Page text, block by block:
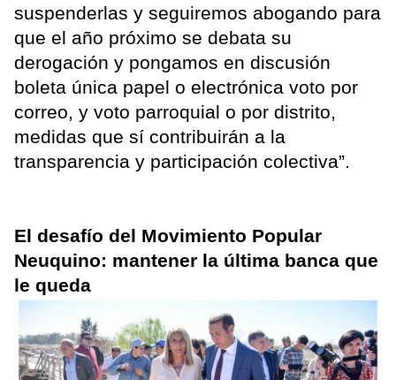
suspenderlas y seguiremos abogando para
que el año próximo se debata su
derogación y pongamos en discusión
boleta única papel o electrónica voto por
correo, y voto parroquial o por distrito,
medidas que sí contribuirán a la
transparencia y participación colectiva”.
El desafío del Movimiento Popular
Neuquino: mantener la última banca que
le queda